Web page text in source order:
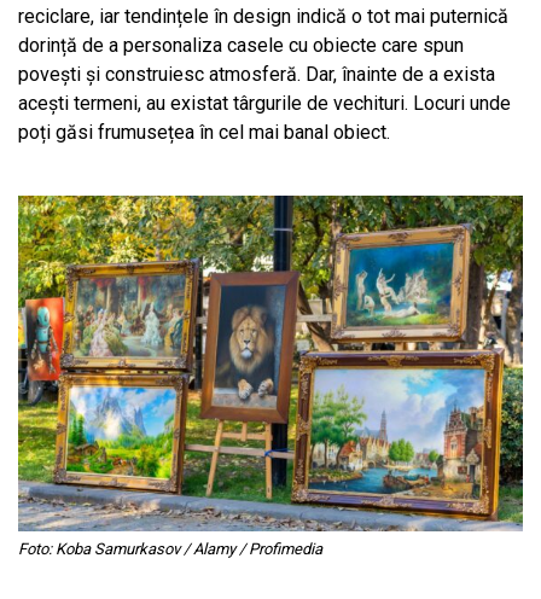
reciclare, iar tendințele în design indică o tot mai puternică
dorință de a personaliza casele cu obiecte care spun
povești și construiesc atmosferă. Dar, înainte de a exista
acești termeni, au existat târgurile de vechituri. Locuri unde
poți găsi frumusețea în cel mai banal obiect.
Foto: Koba Samurkasov / Alamy / Profimedia